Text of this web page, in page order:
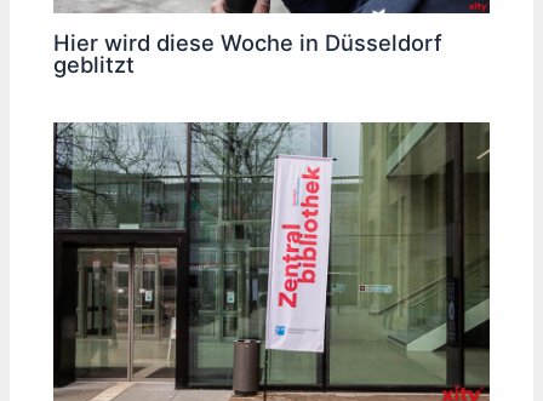
Hier wird diese Woche in Düsseldorf
geblitzt